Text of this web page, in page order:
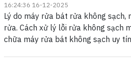
16:24:36 16-12-2025
Lý do máy rửa bát rửa không sạch,
rửa. Cách xử lý lỗi rửa không sạch
chữa máy rửa bát không sạch uy